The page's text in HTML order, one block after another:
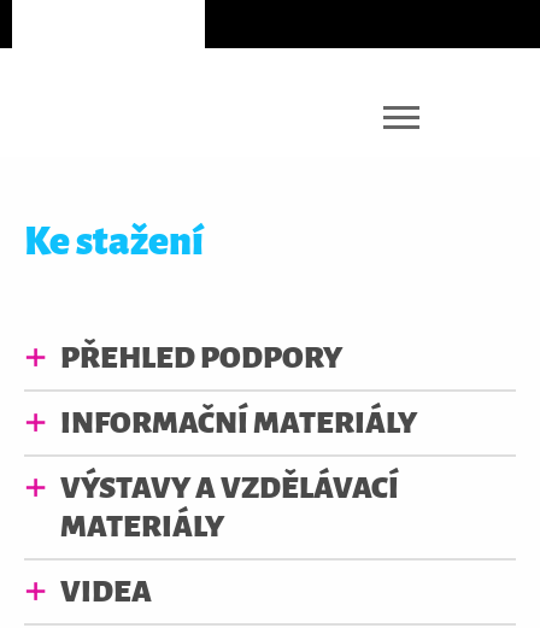
Ke stažení
PŘEHLED PODPORY
INFORMAČNÍ MATERIÁLY
VÝSTAVY A VZDĚLÁVACÍ
MATERIÁLY
VIDEA